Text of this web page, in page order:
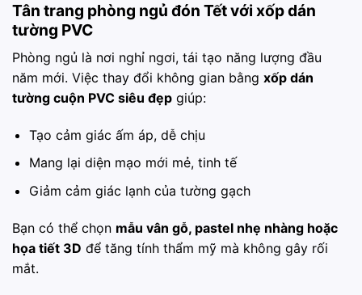
Tân trang phòng ngủ đón Tết với xốp dán
tường PVC
Phòng ngủ là nơi nghỉ ngơi, tái tạo năng lượng đầu
năm mới. Việc thay đổi không gian bằng xốp dán
tường cuộn PVC siêu đẹp giúp:
Tạo cảm giác ấm áp, dễ chịu
Mang lại diện mạo mới mẻ, tinh tế
Giảm cảm giác lạnh của tường gạch
Bạn có thể chọn mẫu vân gỗ, pastel nhẹ nhàng hoặc
họa tiết 3D để tăng tính thẩm mỹ mà không gây rối
mắt.